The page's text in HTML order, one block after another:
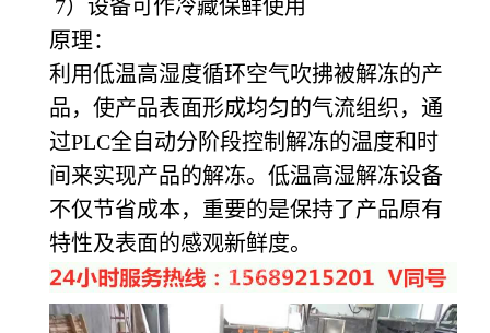
7）设备可作冷藏保鲜使用
原理：
利用低温高湿度循环空气吹拂被解冻的产
品，使产品表面形成均匀的气流组织，通
过PLC全自动分阶段控制解冻的温度和时
间来实现产品的解冻。低温高湿解冻设备
不仅节省成本，重要的是保持了产品原有
特性及表面的感观新鲜度。